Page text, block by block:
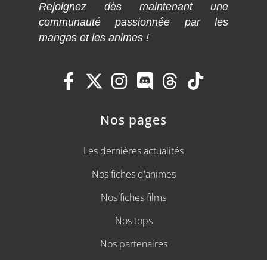
Rejoignez dès maintenant une
communauté passionnée par les
mangas et les animes !
Nos pages
Les dernières actualités
Nos fiches d'animes
Nos fiches films
Nos tops
Nos partenaires